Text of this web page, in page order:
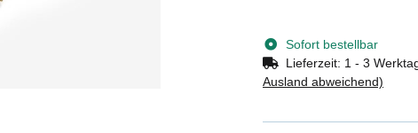
Sofort bestellbar
Lieferzeit: 1 - 3
Ausland abweichend)